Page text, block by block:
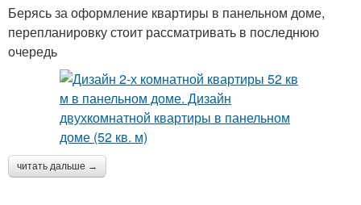
Берясь за оформление квартиры в панельном доме,
перепланировку стоит рассматривать в последнюю
очередь
читать дальше →